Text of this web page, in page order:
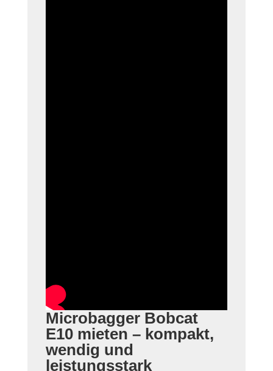
Microbagger Bobcat
E10 mieten – kompakt,
wendig und
leistungsstark